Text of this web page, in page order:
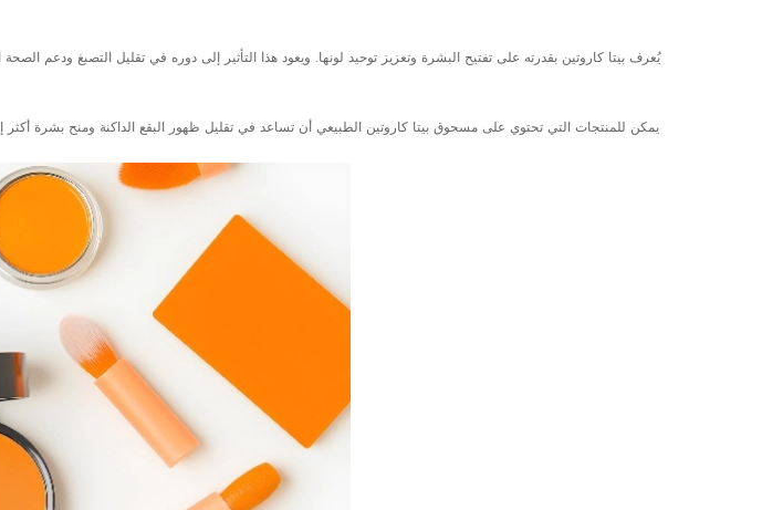
يُعرف بيتا كاروتين بقدرته على تفتيح البشرة وتعزيز توحيد لونها. ويعود هذا التأثير إلى دوره في تقليل التصبغ ودعم
يمكن للمنتجات التي تحتوي على مسحوق بيتا كاروتين الطبيعي أن تساعد في تقليل ظهور البقع الداكنة ومنح بشرة أكثر